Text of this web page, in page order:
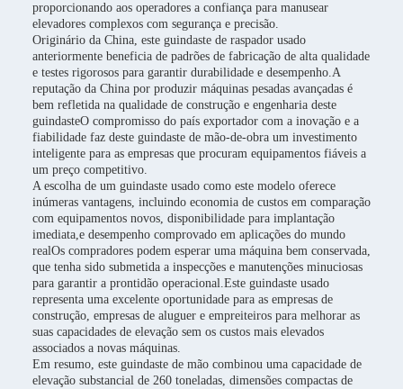
proporcionando aos operadores a confiança para manusear
elevadores complexos com segurança e precisão.
Originário da China, este guindaste de raspador usado
anteriormente beneficia de padrões de fabricação de alta qualidade
e testes rigorosos para garantir durabilidade e desempenho.A
reputação da China por produzir máquinas pesadas avançadas é
bem refletida na qualidade de construção e engenharia deste
guindasteO compromisso do país exportador com a inovação e a
fiabilidade faz deste guindaste de mão-de-obra um investimento
inteligente para as empresas que procuram equipamentos fiáveis a
um preço competitivo.
A escolha de um guindaste usado como este modelo oferece
inúmeras vantagens, incluindo economia de custos em comparação
com equipamentos novos, disponibilidade para implantação
imediata,e desempenho comprovado em aplicações do mundo
realOs compradores podem esperar uma máquina bem conservada,
que tenha sido submetida a inspecções e manutenções minuciosas
para garantir a prontidão operacional.Este guindaste usado
representa uma excelente oportunidade para as empresas de
construção, empresas de aluguer e empreiteiros para melhorar as
suas capacidades de elevação sem os custos mais elevados
associados a novas máquinas.
Em resumo, este guindaste de mão combinou uma capacidade de
elevação substancial de 260 toneladas, dimensões compactas de